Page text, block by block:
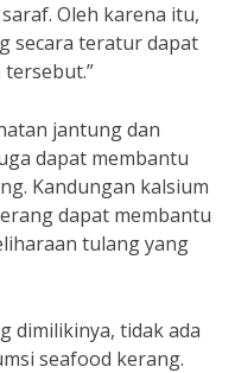
Oleh karena itu,
secara teratur dapat
jantung dan
dapat membantu
Kandungan kalsium
dapat membantu
tulang yang
dimilikinya, tidak ada
seafood kerang.